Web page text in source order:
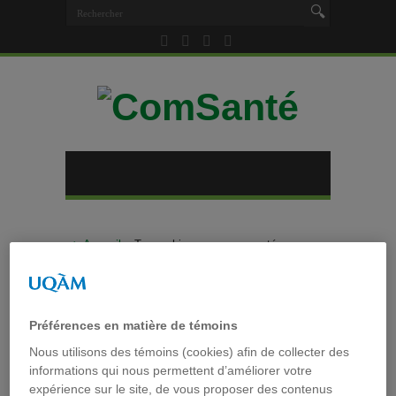
Accueil»Tag archives : communautés
Tag archives :
ethnoculturelles
Préférences en matière de témoins
Nous utilisons des témoins (cookies) afin de collecter des
informations qui nous permettent d’améliorer votre
expérience sur le site, de vous proposer des contenus